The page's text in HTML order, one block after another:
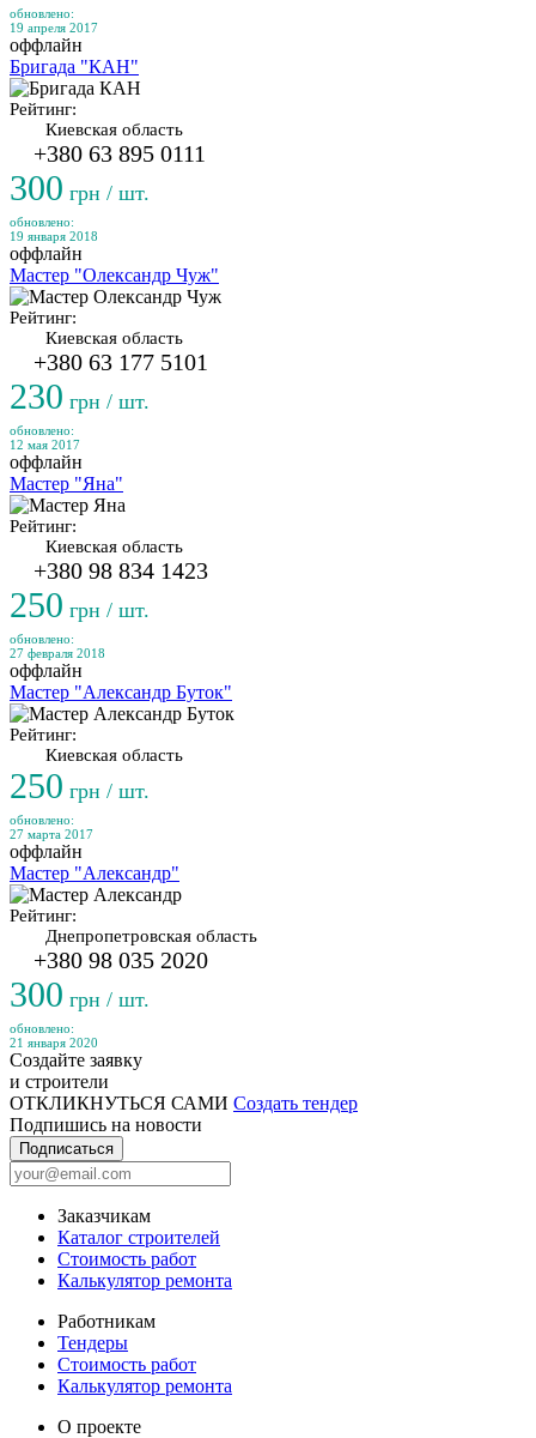
обновлено:
19 апреля 2017
оффлайн
Бригада "КАН"
Рейтинг:
Киевская область
+380 63 895 0111
300 грн / шт.
обновлено:
19 января 2018
оффлайн
Мастер "Олександр Чуж"
Рейтинг:
Киевская область
+380 63 177 5101
230 грн / шт.
обновлено:
12 мая 2017
оффлайн
Мастер "Яна"
Рейтинг:
Киевская область
+380 98 834 1423
250 грн / шт.
обновлено:
27 февраля 2018
оффлайн
Мастер "Александр Буток"
Рейтинг:
Киевская область
250 грн / шт.
обновлено:
27 марта 2017
оффлайн
Мастер "Александр"
Рейтинг:
Днепропетровская область
+380 98 035 2020
300 грн / шт.
обновлено:
21 января 2020
Создайте заявку
и строители
ОТКЛИКНУТЬСЯ САМИ Создать тендер
Подпишись на новости
Подписаться
Заказчикам
Каталог строителей
Стоимость работ
Калькулятор ремонта
Работникам
Тендеры
Стоимость работ
Калькулятор ремонта
О проекте